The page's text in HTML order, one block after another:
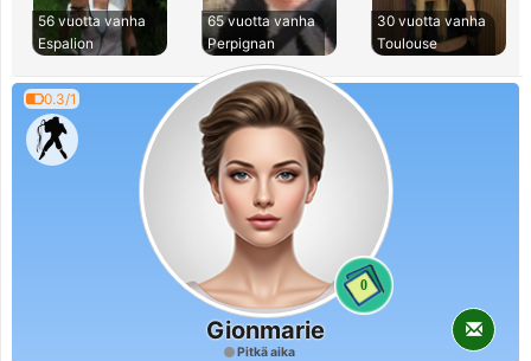
56 vuotta vanha
Espalion
65 vuotta vanha
Perpignan
30 vuotta vanha
Toulouse
0.3/1
0
Gionmarie
Pitkä aika